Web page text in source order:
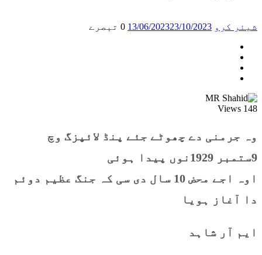
شیئر کرو 13/06/202323/10/2023 0 تبصرے
Views 148
وہ جرمنی دے چھوٹے جئے پنڈ لائپزگ وچ
9ستمبر 1929نوں پیدا ہوئی
اوہ اجے محض 10 سال دی سی کہ جنگ عظیم دوئم
دا آغاز ہویا
ایم آر شاہد